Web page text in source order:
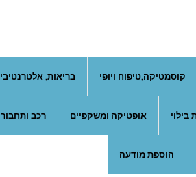
קוסמטיקה,טיפוח ויופי בריאות,
בילוי אופטיקה ומשקפיים רכב
הוספת מודעה